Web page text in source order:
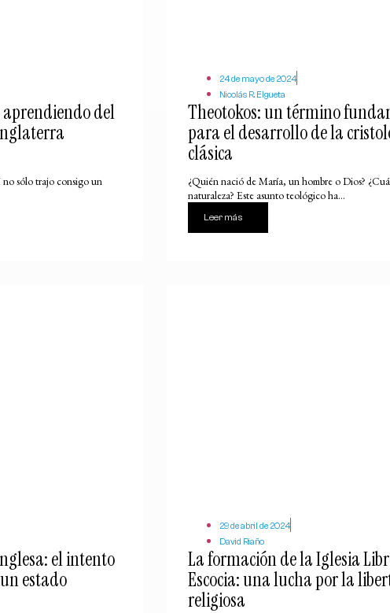
del
sólo trajo consigo un
24 de mayo de 2024
Nicolás R. Elgueta
Theotokos: un término
para el desarrollo de la
clásica
¿Quién nació de María, un hombre o Dios?
naturaleza? Este asunto teológico ha...
Leer más
el intento
estado
29 de abril de 2024
David Riaño
La formación de la Iglesia
Escocia: una lucha por la
religiosa